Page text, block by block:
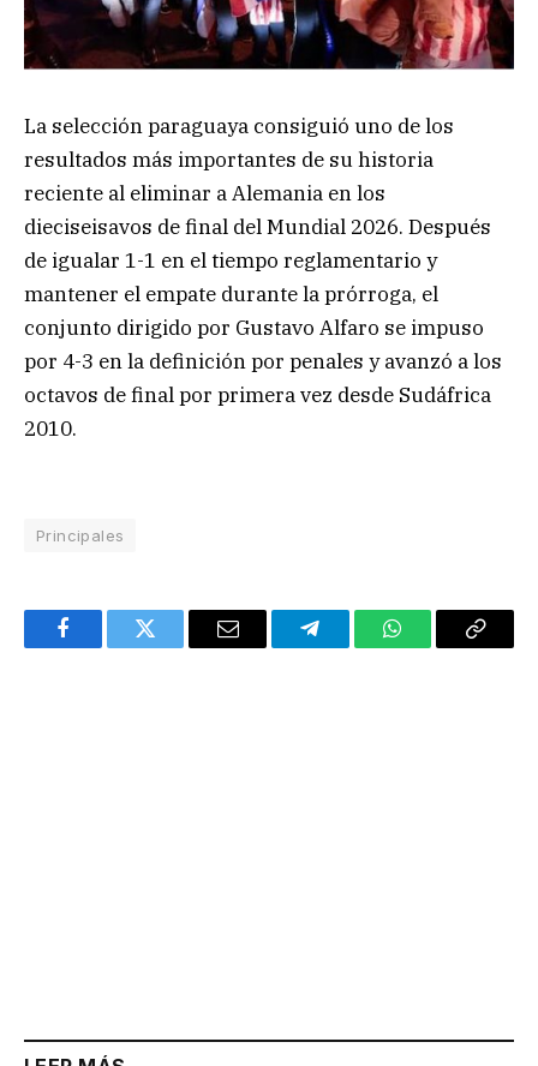
La selección paraguaya consiguió uno de los
resultados más importantes de su historia
reciente al eliminar a Alemania en los
dieciseisavos de final del Mundial 2026. Después
de igualar 1-1 en el tiempo reglamentario y
mantener el empate durante la prórroga, el
conjunto dirigido por Gustavo Alfaro se impuso
por 4-3 en la definición por penales y avanzó a los
octavos de final por primera vez desde Sudáfrica
2010.
Principales
FacebookTwitter Email TelegramWhatsAppCopy